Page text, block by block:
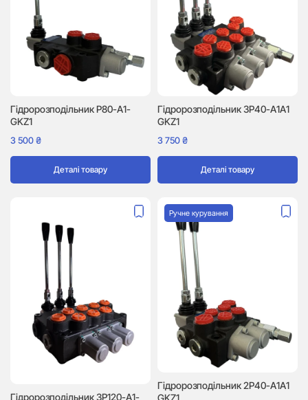
Гідророзподільник P80-A1-
GKZ1
3 500₴
Деталі товару
Гідророзподільник 3P40-A1A1
GKZ1
3 750₴
Деталі товару
Гідророзподільник 3P120-A1-
Гідророзподільник 2P40-A1A1
Ручне курування